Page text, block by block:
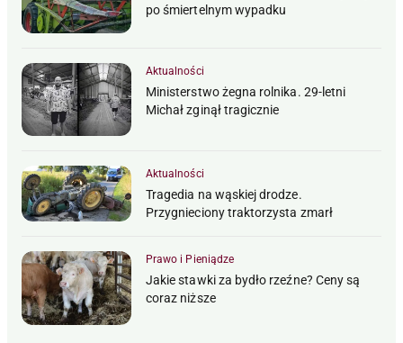
po śmiertelnym wypadku
Aktualności
Ministerstwo żegna rolnika. 29-letni
Michał zginął tragicznie
Aktualności
Tragedia na wąskiej drodze.
Przygnieciony traktorzysta zmarł
Prawo i Pieniądze
Jakie stawki za bydło rzeźne? Ceny są
coraz niższe